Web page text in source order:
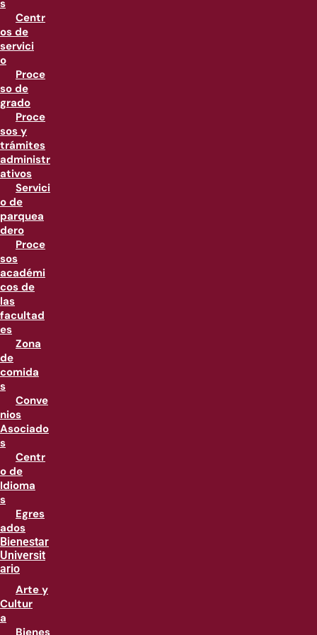
s
Centr
os de
servici
o
Proce
so de
grado
Proce
sos y
trámites
administr
ativos
Servici
o de
parquea
dero
Proce
sos
académi
cos de
las
facultad
es
Zona
de
comida
s
Conve
nios
Asociado
s
Centr
o de
Idioma
s
Egres
ados
Bienestar
Universit
ario
Arte y
Cultur
a
Bienes